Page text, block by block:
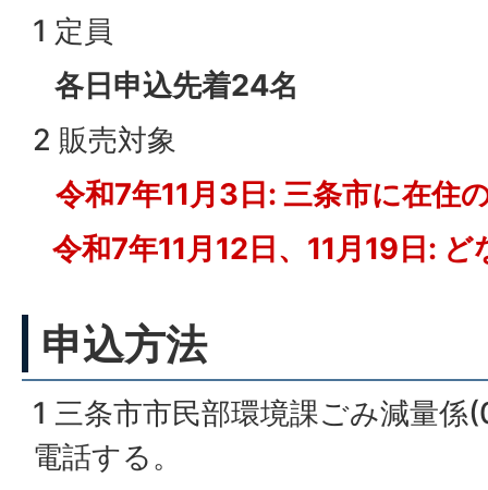
1 定員
各日申込先着24名
2 販売対象
令和7年11月3日: 三条市に在住
令和7年11月12日、11月19日: ど
申込方法
1 三条市市民部環境課ごみ減量
電話する。